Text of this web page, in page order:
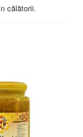
călătorii.